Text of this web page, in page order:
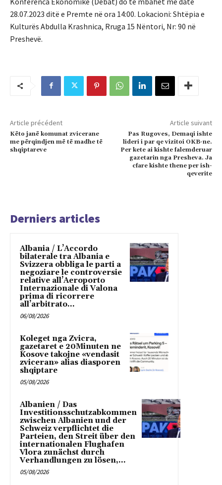
28.07.2023 ditë e Premte në ora 14:00. Lokacioni: Shtëpia e
Kulturës Abdulla Krashnica, Rruga 15 Nëntori, Nr: 90 në
Preshevë.
Article précédent
Këto janë komunat zvicerane
me përqindjen më të madhe të
shqiptareve
Article suivant
Pas Rugoves, Demaqi ishte
lideri i par qe vizitoi OKB-ne.
Per kete ai kishte falemderuar
gazetarin nga Presheva. Ja
cfare kishte thene per ish-
qeverite
Derniers articles
Albania / L’Accordo
bilaterale tra Albania e
Svizzera obbliga le parti a
negoziare le controversie
relative all’Aeroporto
Internazionale di Valona
prima di ricorrere
all’arbitrato...
06/08/2026
Koleget nga Zvicra,
gazetaret e 20Minuten ne
Kosove takojne «vendasit
zviceran» alias diasporen
shqiptare
05/08/2026
Albanien / Das
Investitionsschutzabkommen
zwischen Albanien und der
Schweiz verpflichtet die
Parteien, den Streit über den
internationalen Flughafen
Vlora zunächst durch
Verhandlungen zu lösen,...
05/08/2026